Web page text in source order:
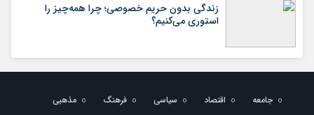
زندگی بدون حریم خصوصی؛ چرا همه‌چیز را
استوری می‌کنیم؟
جامعه اقتصاد سیاسی فرهنگ مذهبی